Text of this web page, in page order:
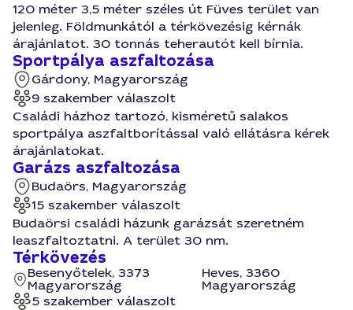
120 méter 3,5 méter széles út Füves terület van
jelenleg. Földmunkától a térkövezésig kérnák
árajánlatot. 30 tonnás teherautót kell bírnia.
Sportpálya aszfaltozása
Gárdony, Magyarország
9 szakember válaszolt
Családi házhoz tartozó, kisméretű salakos
sportpálya aszfaltborítással való ellátásra kérek
árajánlatokat.
Garázs aszfaltozása
Budaörs, Magyarország
15 szakember válaszolt
Budaörsi családi házunk garázsát szeretném
leaszfaltoztatni. A terület 30 nm.
Térkövezés
Besenyőtelek, 3373
Magyarország
Heves, 3360
Magyarország
5 szakember válaszolt